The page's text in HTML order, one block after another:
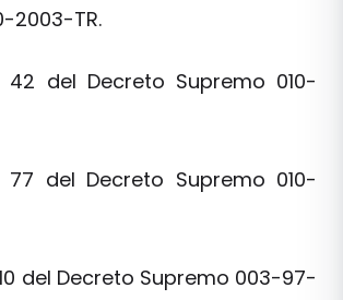
2003-TR.
42 del Decreto Supremo 010-
77 del Decreto Supremo 010-
del Decreto Supremo 003-97-